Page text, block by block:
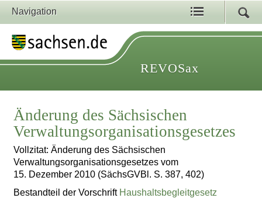
Navigation
REVOSax
Änderung des Sächsischen
Verwaltungsorganisationsgesetzes
Vollzitat: Änderung des Sächsischen
Verwaltungsorganisationsgesetzes vom
15. Dezember 2010 (SächsGVBl. S. 387, 402)
Bestandteil der Vorschrift Haushaltsbegleitgesetz